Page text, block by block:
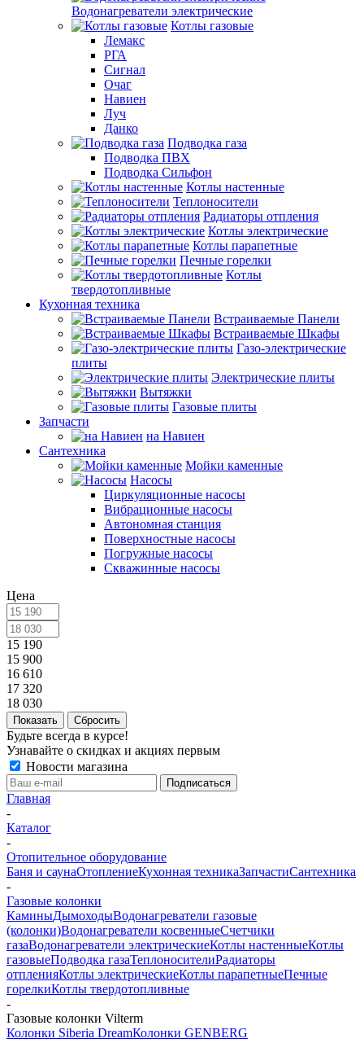
Водонагреватели электрические
Котлы газовые
Лемакс
РГА
Сигнал
Очаг
Навиен
Луч
Данко
Подводка газа
Подводка ПВХ
Подводка Сильфон
Котлы настенные
Теплоносители
Радиаторы отпления
Котлы электрические
Котлы парапетные
Печные горелки
Котлы
твердотопливные
Кухонная техника
Встраиваемые Панели
Встраиваемые Шкафы
Газо-электрические
плиты
Электрические плиты
Вытяжки
Газовые плиты
Запчасти
на Навиен
Сантехника
Мойки каменные
Насосы
Циркуляционные насосы
Вибрационные насосы
Автономная станция
Поверхностные насосы
Погружные насосы
Скважинные насосы
Цена
15 190
15 900
16 610
17 320
18 030
Сбросить
Будьте всегда в курсе!
Узнавайте о скидках и акциях первым
Новости магазина
Главная
-
Каталог
-
Отопительное оборудование
Баня и саунаОтоплениеКухонная техникаЗапчастиСантехника
-
Газовые колонки
КаминыДымоходыВодонагреватели газовые
(колонки)Водонагреватели косвенныеСчетчики
газаВодонагреватели электрическиеКотлы настенныеКотлы
газовыеПодводка газаТеплоносителиРадиаторы
отпленияКотлы электрическиеКотлы парапетныеПечные
горелкиКотлы твердотопливные
-
Газовые колонки Vilterm
Колонки Siberia DreamКолонки GENBERG